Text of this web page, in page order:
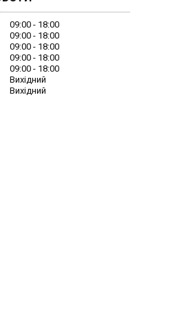
09:00
18:00
09:00
18:00
09:00
18:00
09:00
18:00
09:00
18:00
Вихідний
Вихідний